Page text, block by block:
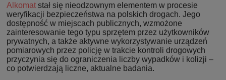
Alkomat stał się nieodzownym elementem w procesie
weryfikacji bezpieczeństwa na polskich drogach. Jego
dostępność w miejscach publicznych, wzmożone
zainteresowanie tego typu sprzętem przez użytkowników
prywatnych, a także aktywne wykorzystywanie urządzeń
pomiarowych przez policję w trakcie kontroli drogowych
przyczynia się do ograniczenia liczby wypadków i kolizji –
co potwierdzają liczne, aktualne badania.